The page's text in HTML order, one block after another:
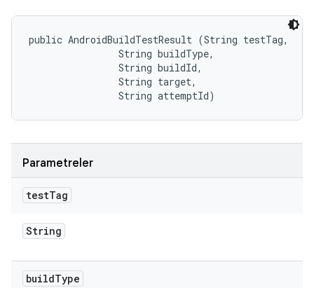
public AndroidBuildTestResult (String testTag,
                String buildType,
                String buildId,
                String target,
                String attemptId)
Parametreler
testTag
String
buildType